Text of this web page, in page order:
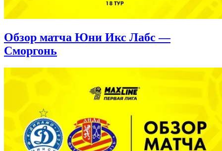
Обзор матча Юни Икс Лабс —
Сморгонь